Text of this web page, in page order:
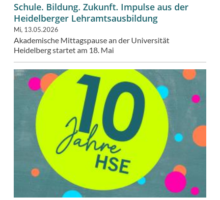
Schule. Bildung. Zukunft. Impulse aus der
Heidelberger Lehramtsausbildung
Mi, 13.05.2026
Akademische Mittagspause an der Universität
Heidelberg startet am 18. Mai